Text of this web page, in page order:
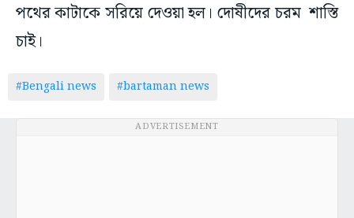
পথের কাটাকে সরিয়ে দেওয়া হল। দোষীদের চরম শাস্তি
চাই।
#Bengali news #bartaman news
ADVERTISEMENT